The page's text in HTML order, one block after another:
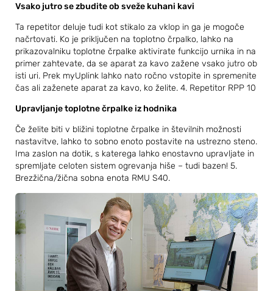
Vsako jutro se zbudite ob sveže kuhani kavi
Ta repetitor deluje tudi kot stikalo za vklop in ga je mogoče
načrtovati. Ko je priključen na toplotno črpalko, lahko na
prikazovalniku toplotne črpalke aktivirate funkcijo urnika in na
primer zahtevate, da se aparat za kavo zažene vsako jutro ob
isti uri. Prek myUplink lahko nato ročno vstopite in spremenite
čas ali zaženete aparat za kavo, ko želite. 4. Repetitor RPP 10
Upravljanje toplotne črpalke iz hodnika
Če želite biti v bližini toplotne črpalke in številnih možnosti
nastavitve, lahko to sobno enoto postavite na ustrezno steno.
Ima zaslon na dotik, s katerega lahko enostavno upravljate in
spremljate celoten sistem ogrevanja hiše – tudi bazen! 5.
Brezžična/žična sobna enota RMU S40.